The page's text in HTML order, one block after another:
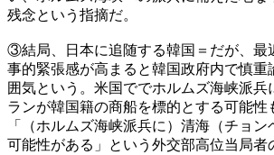
残念という指摘だ。
③結局、日本に追随する韓国＝だが、最
事的緊張感が高まると韓国政府内で慎重
囲気という。米国ででホルムズ海峡派兵
ランが韓国籍の商船を標的とする可能性
「（ホルムズ海峡派兵に）清海（チョ
可能性がある」という外交部高位当局者